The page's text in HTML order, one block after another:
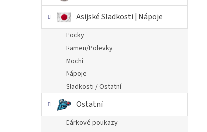
Asijské Sladkosti | Nápoje
Pocky
Ramen/Polevky
Mochi
Nápoje
Sladkosti / Ostatní
Ostatní
Dárkové poukazy